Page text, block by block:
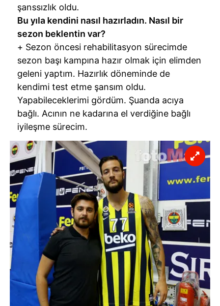
şanssızlık oldu.
Bu yıla kendini nasıl hazırladın. Nasıl bir
sezon beklentin var?
+ Sezon öncesi rehabilitasyon sürecimde
sezon başı kampına hazır olmak için elimden
geleni yaptım. Hazırlık döneminde de
kendimi test etme şansım oldu.
Yapabileceklerimi gördüm. Şuanda acıya
bağlı. Acının ne kadarına el verdiğine bağlı
iyileşme sürecim.